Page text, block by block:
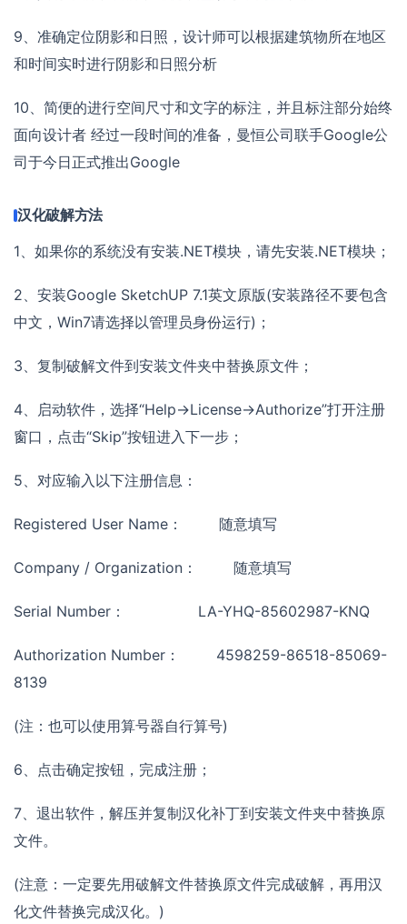
9、准确定位阴影和日照，设计师可以根据建筑物所在地区
和时间实时进行阴影和日照分析
10、简便的进行空间尺寸和文字的标注，并且标注部分始终
面向设计者 经过一段时间的准备，曼恒公司联手Google公
司于今日正式推出Google
汉化破解方法
1、如果你的系统没有安装.NET模块，请先安装.NET模块；
2、安装Google SketchUP 7.1英文原版(安装路径不要包含
中文，Win7请选择以管理员身份运行)；
3、复制破解文件到安装文件夹中替换原文件；
4、启动软件，选择“Help->License->Authorize”打开注册
窗口，点击“Skip”按钮进入下一步；
5、对应输入以下注册信息：
Registered User Name： 随意填写
Company / Organization： 随意填写
Serial Number： LA-YHQ-85602987-KNQ
Authorization Number： 4598259-86518-85069-
8139
(注：也可以使用算号器自行算号)
6、点击确定按钮，完成注册；
7、退出软件，解压并复制汉化补丁到安装文件夹中替换原
文件。
(注意：一定要先用破解文件替换原文件完成破解，再用汉
化文件替换完成汉化。)